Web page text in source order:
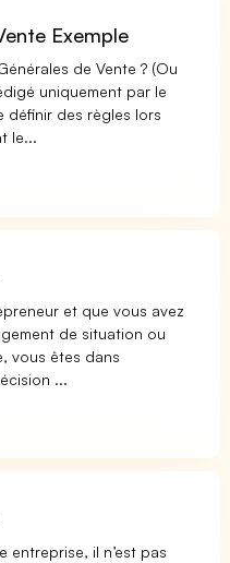
Exemple
de Vente ? (Ou
uniquement par le
des règles lors
le...
et que vous avez
de situation ou
vous êtes dans
...
entreprise, il n’est pas